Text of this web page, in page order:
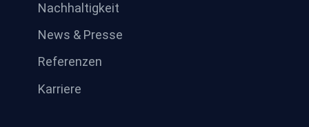
Nachhaltigkeit
News & Presse
Referenzen
Karriere